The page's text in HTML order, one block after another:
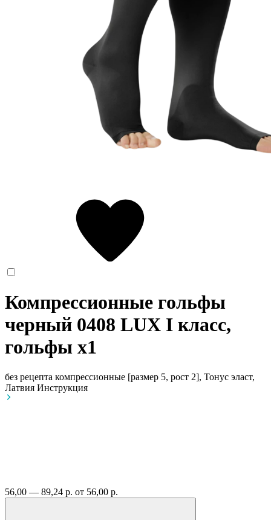
Компрессионные гольфы
черный 0408 LUX I класс,
гольфы x1
без рецепта компрессионные [размер 5, рост 2], Тонус эласт,
Латвия Инструкция
56,00 — 89,24 р. от 56,00 р.